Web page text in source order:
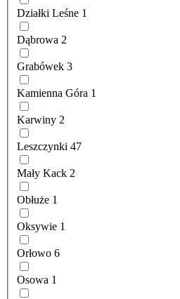
Działki Leśne 1
Dąbrowa 2
Grabówek 3
Kamienna Góra 1
Karwiny 2
Leszczynki 47
Mały Kack 2
Obłuże 1
Oksywie 1
Orłowo 6
Osowa 1